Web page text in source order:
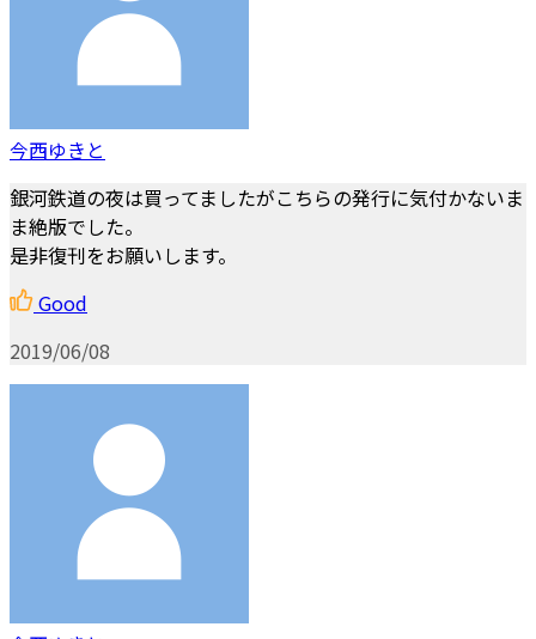
今西ゆきと
銀河鉄道の夜は買ってましたがこちらの発行に気付かないま
ま絶版でした。
是非復刊をお願いします。
Good
2019/06/08